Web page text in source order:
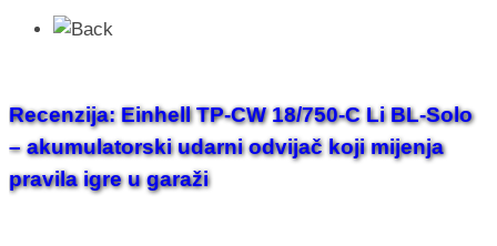
Recenzija: Einhell TP-CW 18/750-C Li BL-Solo
– akumulatorski udarni odvijač koji mijenja
pravila igre u garaži